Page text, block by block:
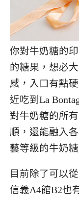
你對牛奶糖的
的糖果，想必
感，入口有點
近吃到La
對牛奶糖的所
順，還能融入
藝等級的牛奶糖
目前除了可以
信義A4館B2也